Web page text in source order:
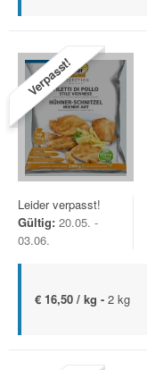
Verpasst!
Leider verpasst!
Gültig: 20.05. -
03.06.
€ 16,50 / kg - 2 kg